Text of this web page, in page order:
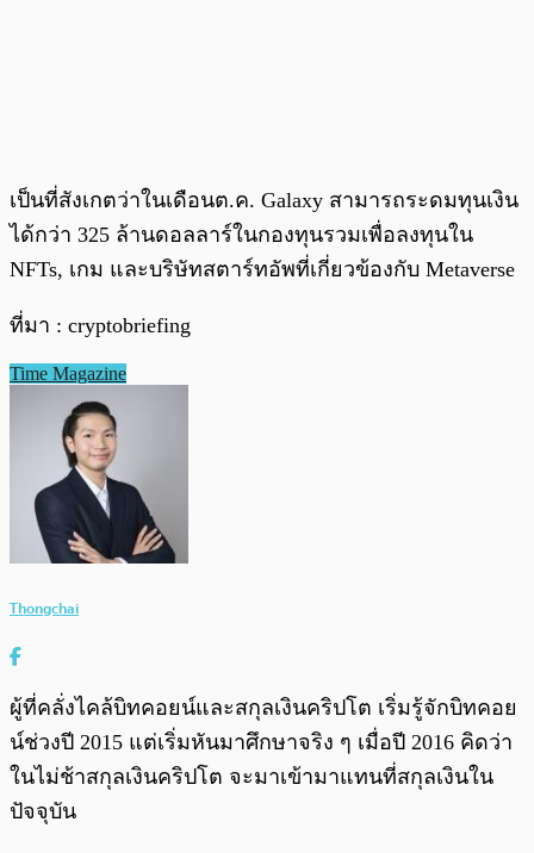
เป็นที่สังเกตว่าในเดือนต.ค. Galaxy สามารถระดมทุนเงิน
ได้กว่า 325 ล้านดอลลาร์ในกองทุนรวมเพื่อลงทุนใน
NFTs, เกม และบริษัทสตาร์ทอัพที่เกี่ยวข้องกับ Metaverse
ที่มา : cryptobriefing
Time Magazine
Thongchai
ผู้ที่คลั่งไคล้บิทคอยน์และสกุลเงินคริปโต เริ่มรู้จักบิทคอย
น์ช่วงปี 2015 แต่เริ่มหันมาศึกษาจริง ๆ เมื่อปี 2016 คิดว่า
ในไม่ช้าสกุลเงินคริปโต จะมาเข้ามาแทนที่สกุลเงินใน
ปัจจุบัน